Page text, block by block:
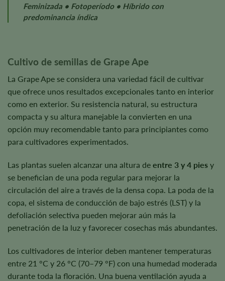
Feminizada • Fotoperíodo • Híbrido con
predominancia índica
Cultivo de semillas de Grape Ape
La Grape Ape se considera una variedad fácil de cultivar
que ofrece unos resultados excepcionales tanto en interior
como en exterior. Su resistencia natural, su estructura
compacta y su altura manejable la convierten en una
opción muy recomendable tanto para principiantes como
para cultivadores experimentados.
Las plantas suelen alcanzar una altura de entre 3 y 4 pies y
se benefician de una poda regular para mejorar la
circulación del aire a través de la densa copa. La poda de la
copa, el sistema de conducción de bajo estrés (LST) y la
defoliación selectiva pueden mejorar aún más la
penetración de la luz y favorecer cosechas más abundantes.
Los cultivadores de interior deben mantener temperaturas
entre 21 °C y 26 °C (70–79 °F) con una humedad moderada
durante toda la floración. Una buena ventilación ayuda a